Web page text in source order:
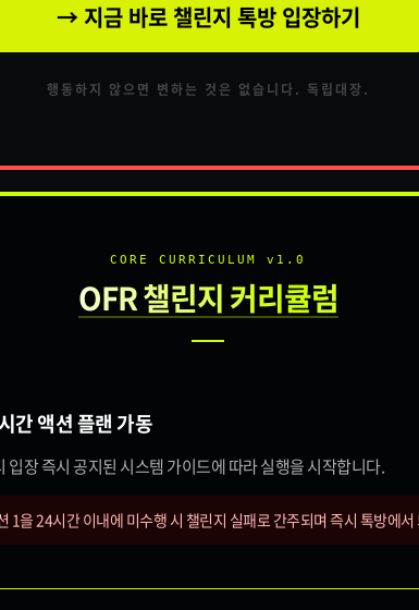
→ 지금 바로 챌린지 톡방 입장하기
행동하지 않으면 변하는 것은 없습니다. 독립대장.
CORE CURRICULUM v1.0
OFR 챌린지 커리큘럼
간 액션 플랜 가동
입장 즉시 공지된 시스템 가이드에 따라 실행을 시작합니다.
1을 24시간 이내에 미수행 시 챌린지 실패로 간주되며 즉시 톡방에